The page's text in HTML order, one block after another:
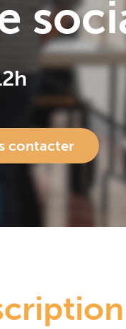
contacter